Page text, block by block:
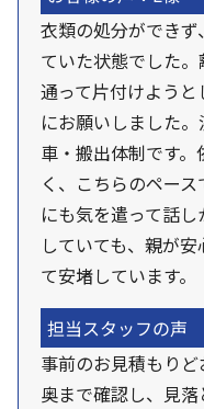
衣類の処分ができ
ていた状態でした
通って片付けよう
にお願いしました
車・搬出体制です
く、こちらのペー
にも気を遣って話
していても、親が
て安堵しています。
担当スタッフの声
事前のお見積もり
奥まで確認し、見